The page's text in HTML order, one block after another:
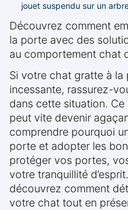
jouet suspendu sur un
Découvrez comment
la porte avec des
au comportement chat
Si votre chat gratte à la
incessante, rassurez-
dans cette situation.
peut vite devenir
comprendre pourquoi
porte et adopter les
protéger vos portes,
votre tranquillité
découvrez comment
votre chat tout en